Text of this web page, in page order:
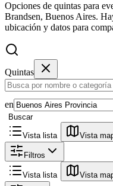
Opciones de quintas para
Brandsen, Buenos Aires.
ubicación y datos para
Quintas
en
Buscar
Vista lista Vista
Filtros
Vista lista Vista